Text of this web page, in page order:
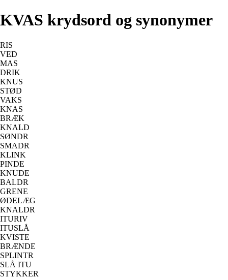
KVAS krydsord og synonymer
RIS
VED
MAS
DRIK
KNUS
STØD
VAKS
KNAS
BRÆK
KNALD
SØNDR
SMADR
KLINK
PINDE
KNUDE
BALDR
GRENE
ØDELÆG
KNALDR
ITURIV
ITUSLÅ
KVISTE
BRÆNDE
SPLINTR
SLÅ ITU
STYKKER